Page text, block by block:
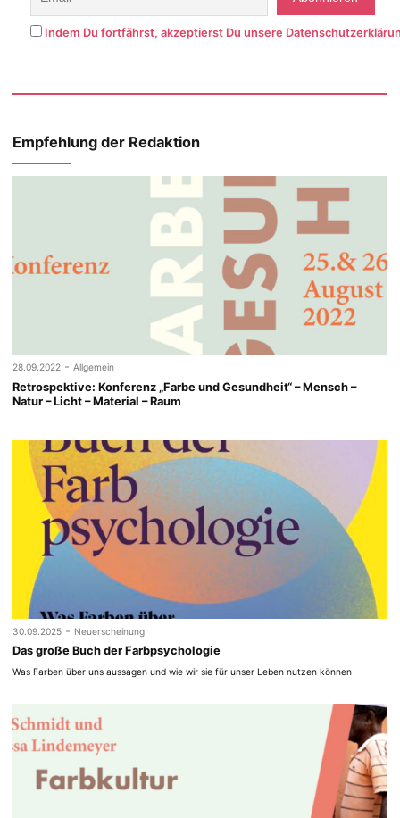
Indem Du fortfährst, akzeptierst Du unsere
Empfehlung der Redaktion
28.09.2022 - Allgemein
Retrospektive: Konferenz „Farbe und Gesundheit“ – Mensch –
Natur – Licht – Material – Raum
30.09.2025 - Neuerscheinung
Das große Buch der Farbpsychologie
Was Farben über uns aussagen und wie wir sie für unser Leben nutzen können